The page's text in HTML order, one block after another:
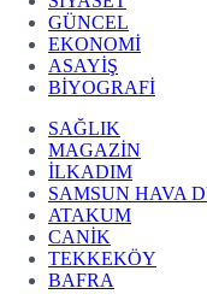
GÜNCEL
EKONOMİ
ASAYİŞ
BİYOGRAFİ
SAĞLIK
MAGAZİN
İLKADIM
SAMSUN HAVA
ATAKUM
CANİK
TEKKEKÖY
BAFRA